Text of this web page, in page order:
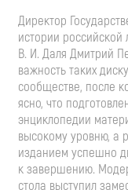
Директор
истории
В. И. Даля Дмитрий
важность таких
сообществе, после
ясно, что
энциклопедии
высокому уровню, а
изданием успешно
к завершению.
стола выступил